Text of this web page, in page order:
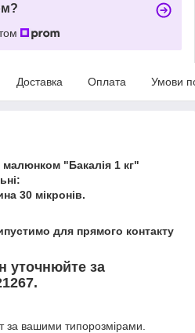
Доставка Оплата Умови
"Бакалія 1 кг"
30 мікронів.
для прямого контакту
уточнюйте за
за вашими типорозмірами.